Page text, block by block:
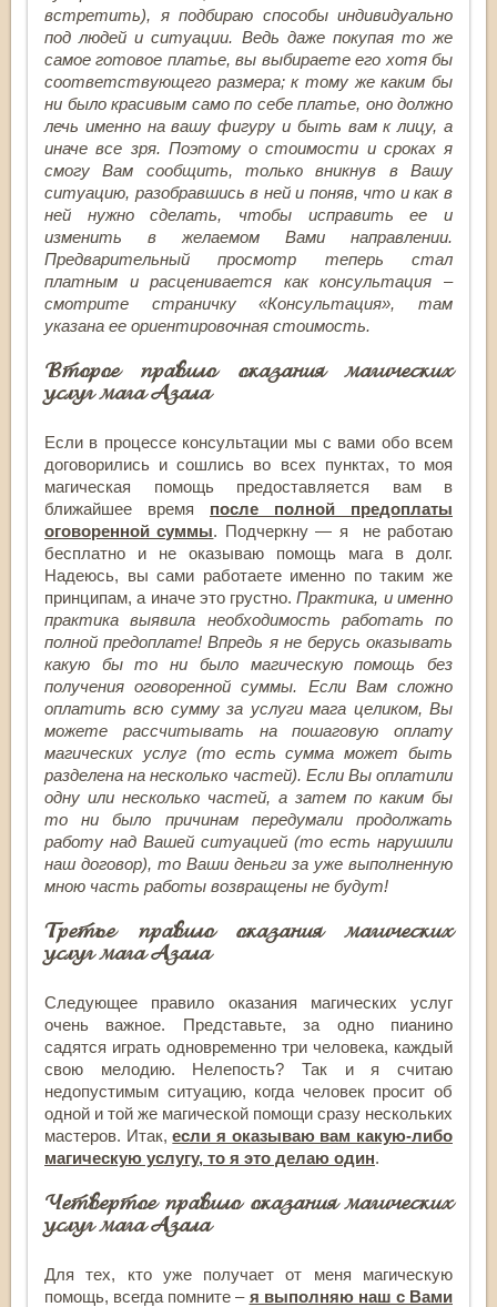
встретить), я подбираю способы индивидуально
под людей и ситуации. Ведь даже покупая то же
самое готовое платье, вы выбираете его хотя бы
соответствующего размера; к тому же каким бы
ни было красивым само по себе платье, оно должно
лечь именно на вашу фигуру и быть вам к лицу, а
иначе все зря. Поэтому о стоимости и сроках я
смогу Вам сообщить, только вникнув в Вашу
ситуацию, разобравшись в ней и поняв, что и как в
ней нужно сделать, чтобы исправить ее и
изменить в желаемом Вами направлении.
Предварительный просмотр теперь стал
платным и расценивается как консультация –
смотрите страничку «Консультация», там
указана ее ориентировочная стоимость.
Второе правило оказания магических
услуг мага Азала
Если в процессе консультации мы с вами обо всем
договорились и сошлись во всех пунктах, то моя
магическая помощь предоставляется вам в
ближайшее время после полной предоплаты
оговоренной суммы. Подчеркну — я не работаю
бесплатно и не оказываю помощь мага в долг.
Надеюсь, вы сами работаете именно по таким же
принципам, а иначе это грустно.Практика, и именно
практика выявила необходимость работать по
полной предоплате! Впредь я не берусь оказывать
какую бы то ни было магическую помощь без
получения оговоренной суммы. Если Вам сложно
оплатить всю сумму за услуги мага целиком, Вы
можете рассчитывать на пошаговую оплату
магических услуг (то есть сумма может быть
разделена на несколько частей). Если Вы оплатили
одну или несколько частей, а затем по каким бы
то ни было причинам передумали продолжать
работу над Вашей ситуацией (то есть нарушили
наш договор), то Ваши деньги за уже выполненную
мною часть работы возвращены не будут!
Третье правило оказания магических
услуг мага Азала
Следующее правило оказания магических услуг
очень важное. Представьте, за одно пианино
садятся играть одновременно три человека, каждый
свою мелодию. Нелепость? Так и я считаю
недопустимым ситуацию, когда человек просит об
одной и той же магической помощи сразу нескольких
мастеров. Итак,если я оказываю вам какую-либо
магическую услугу, то я это делаю один.
Четвертое правило оказания магических
услуг мага Азала
Для тех, кто уже получает от меня магическую
помощь, всегда помните – я выполняю наш с Вами